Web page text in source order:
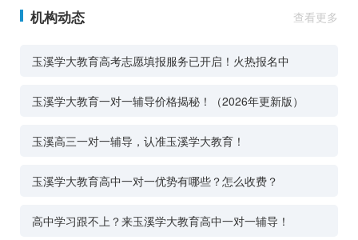
机构动态 查看更多
玉溪学大教育高考志愿填报服务已开启！火热报名中
玉溪学大教育一对一辅导价格揭秘！（2026年更新版）
玉溪高三一对一辅导，认准玉溪学大教育！
玉溪学大教育高中一对一优势有哪些？怎么收费？
高中学习跟不上？来玉溪学大教育高中一对一辅导！